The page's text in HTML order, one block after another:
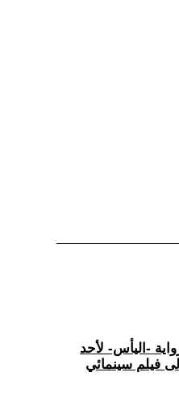
-اليأس- لأحد
فيلم سينمائي